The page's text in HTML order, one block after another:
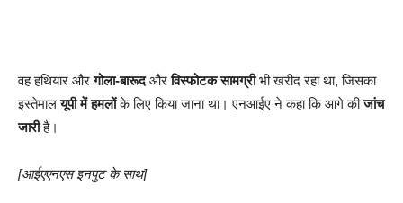
वह हथियार औरगोला-बारूदऔरविस्फोटक सामग्रीभी खरीद रहा था, जिसका
इस्तेमालयूपी में हमलोंके लिए किया जाना था। एनआईए ने कहा कि आगे कीजांच
जारीहै।
[आईएएनएस इनपुट के साथ]